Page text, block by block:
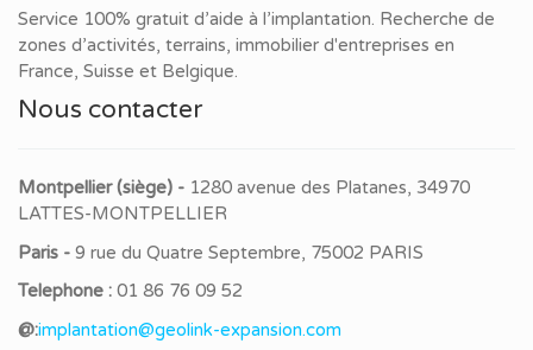
Service 100% gratuit d’aide à l’implantation. Recherche de
zones d’activités, terrains, immobilier d'entreprises en
France, Suisse et Belgique.
Nous contacter
Montpellier (siège) - 1280 avenue des Platanes, 34970
LATTES-MONTPELLIER
Paris - 9 rue du Quatre Septembre, 75002 PARIS
Telephone : 01 86 76 09 52
@:implantation@geolink-expansion.com